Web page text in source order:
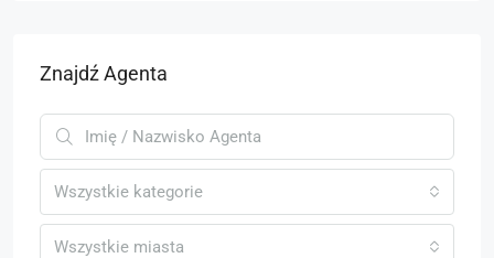
Znajdź Agenta
Wszystkie kategorie
Wszystkie miasta